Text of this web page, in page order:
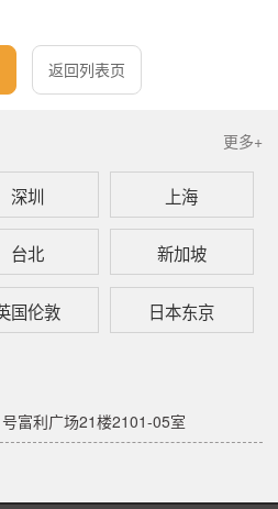
返回列表页
更多+
深圳 上海
台北 新加坡
国伦敦 日本东京
富利广场21楼2101-05室